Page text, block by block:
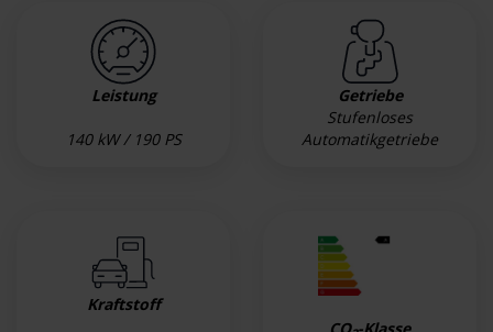
Leistung
140 kW / 190 PS
Getriebe
Stufenloses
Automatikgetriebe
Kraftstoff